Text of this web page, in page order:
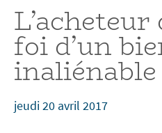
foi d’un
inaliénable
jeudi 20 avril 2017